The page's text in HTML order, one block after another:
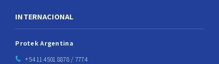
INTERNACIONAL
Protek Argentina
+54 11 4501 8878 / 7774